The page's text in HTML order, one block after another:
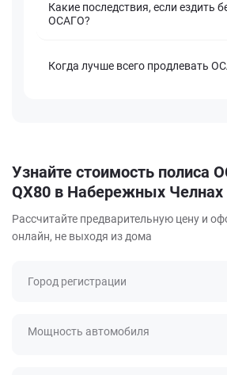
Какие последствия, если ездить
ОСАГО?
Когда лучше всего продлевать
Узнайте стоимость полиса
QX80 в Набережных Челнах
Рассчитайте предварительную цену и
онлайн, не выходя из дома
Город регистрации
Мощность автомобиля